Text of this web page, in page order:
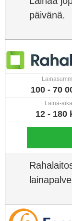
päivänä.
100 - 70
Laina-aika
12 - 180